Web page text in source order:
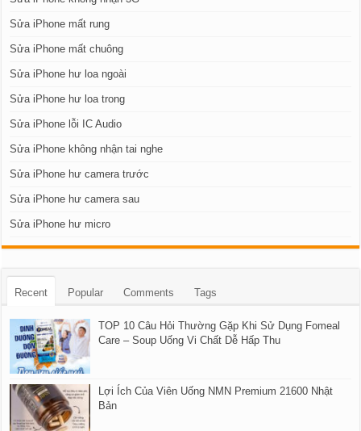
Sửa iPhone mất rung
Sửa iPhone mất chuông
Sửa iPhone hư loa ngoài
Sửa iPhone hư loa trong
Sửa iPhone lỗi IC Audio
Sửa iPhone không nhận tai nghe
Sửa iPhone hư camera trước
Sửa iPhone hư camera sau
Sửa iPhone hư micro
Recent Popular Comments Tags
TOP 10 Câu Hỏi Thường Gặp Khi Sử Dụng Fomeal
Care – Soup Uống Vi Chất Dễ Hấp Thu
Lợi Ích Của Viên Uống NMN Premium 21600 Nhật
Bản